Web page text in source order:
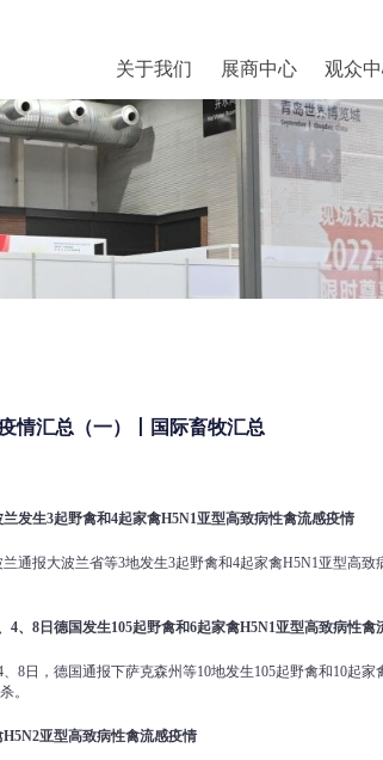
关于我们 展商中心 观众
情汇总（一）丨国际畜牧汇总
兰发生3起野禽和4起家禽H5N1亚型高致病性禽流感疫情
兰通报大波兰省等3地发生3起野禽和4起家禽H5N1亚型高
4、 8日德国发生105起野禽和6起家禽H5N1亚型高致病性禽
、8日，德国通报下萨克森州等10地发生105起野禽和10起
。
H5N2亚型高致病性禽流感疫情